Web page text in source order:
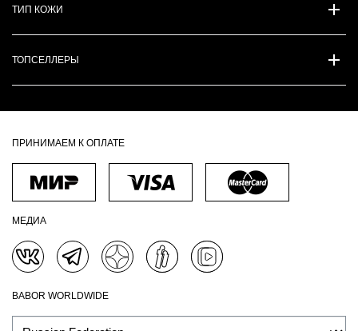
ТИП КОЖИ
ТОПСЕЛЛЕРЫ
ПРИНИМАЕМ К ОПЛАТЕ
МЕДИА
BABOR WORLDWIDE